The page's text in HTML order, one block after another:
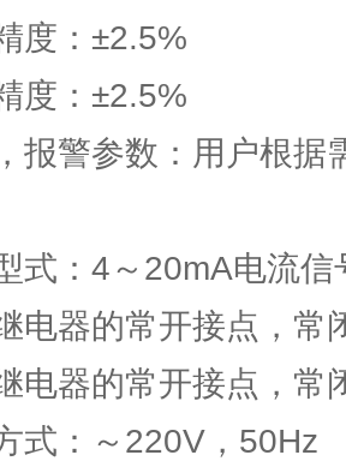
：±2.5%
：±2.5%
警参数：用户根据
：4～20mA电流
器的常开接点，常
器的常开接点，常
：～220V，50Hz